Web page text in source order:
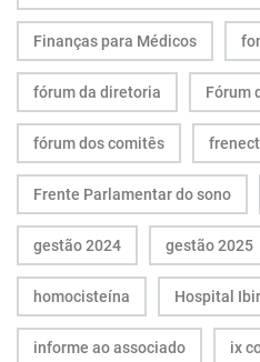
Finanças para Médicos
fórum da diretoria Fórum
fórum dos comitês
Frente Parlamentar do sono
gestão 2024 gestão 2025
homocisteína Hospital
informe ao associado ix